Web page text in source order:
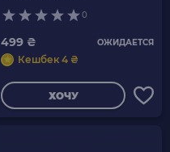
0
499 ₴ ОЖИДАЕТСЯ
Кешбек 4 ₴
ХОЧУ